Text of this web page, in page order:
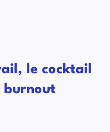
le cocktail